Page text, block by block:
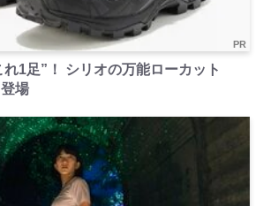
PR
1足”！ シリオの万能ローカット
場